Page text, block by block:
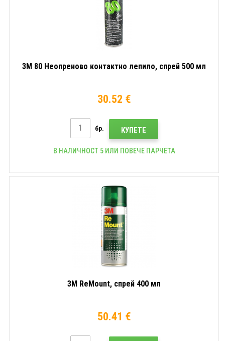
3M 80 Неопреново контактно лепило, спрей 500 мл
30.52 €
бр. КУПЕТЕ
В НАЛИЧНОСТ 5 ИЛИ ПОВЕЧЕ ПАРЧЕТА
3M ReMount, спрей 400 мл
50.41 €